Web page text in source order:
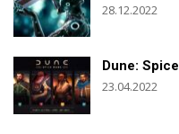
28.12.2022
Dune:
23.04.2022